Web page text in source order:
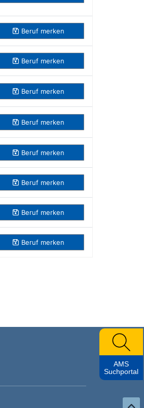
Beruf merken
Beruf merken
Beruf merken
Beruf merken
Beruf merken
Beruf merken
Beruf merken
Beruf merken
AMS
Suchportal